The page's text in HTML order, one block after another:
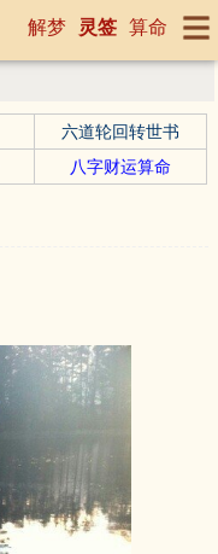
解梦 灵签 算命
六道轮回转世书
八字财运算命